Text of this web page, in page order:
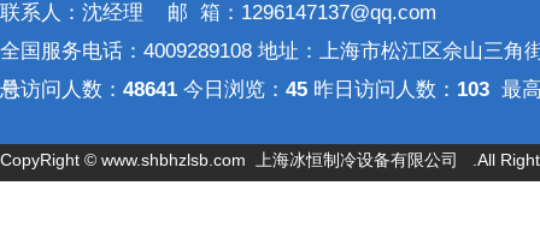
联系人：沈经理 邮 箱：1296147137@qq.com
全国服务电话：4009289108 地址：上海市松江区佘山三角
号
总访问人数： 48641 今日浏览： 45 昨日访问人数： 103 最
CopyRight © www.shbhzlsb.com 上海冰恒制冷设备有限公司 .All